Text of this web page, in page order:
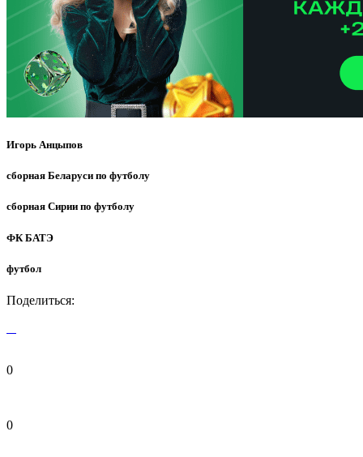
Игорь Анцыпов
сборная Беларуси по футболу
сборная Сирии по футболу
ФК БАТЭ
футбол
Поделиться:
0
0